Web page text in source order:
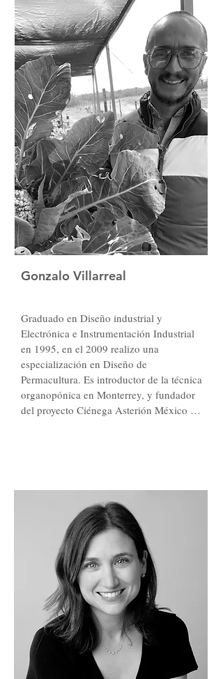
Es Licenciada en Ciencias de la
comunicación, Creadora de Medicina
del Alma, y cuenta con 11 años de
experiencia en el área de bienestar.
Gonzalo Villarreal
Graduado en Diseño industrial y
Electrónica e Instrumentación Industrial
en 1995, en el 2009 realizo una
especialización en Diseño de
Permacultura. Es introductor de la técnica
organopónica en Monterrey, y fundador
del proyecto Ciénega Asterión México
Romita en la ciudad de México con
Gabriela Vargas, y Huertos
organopónicos en Jaguey Cuba en un
huerto comunitario. Recibió su
certificación internacional de permacultor
(PDC) por Ridgedale Permaculture con
Richard Perkins uno de los líderes
europeos más reconocidos en
autosostenibilidad. A través de U-Farm
(Centro de Monterrey), apoya a
campesinos de Nuevo León, Tamaulipas
y Coahuila, realizando certificaciones
participativas para facilitar el consumo de